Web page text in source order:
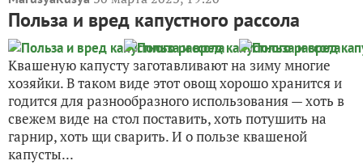
Польза и вред капустного рассола
Квашеную капусту заготавливают на зиму многие
хозяйки. В таком виде этот овощ хорошо хранится и
годится для разнообразного использования — хоть в
свежем виде на стол поставить, хоть потушить на
гарнир, хоть щи сварить. И о пользе квашеной
капусты...